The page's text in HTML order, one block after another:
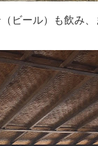
ビール）も飲み、